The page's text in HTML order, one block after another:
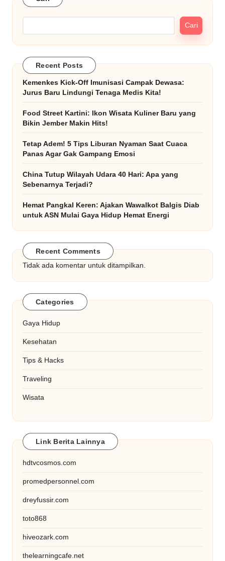
Cari
Recent Posts
Kemenkes Kick-Off Imunisasi Campak Dewasa:
Jurus Baru Lindungi Tenaga Medis Kita!
Food Street Kartini: Ikon Wisata Kuliner Baru yang
Bikin Jember Makin Hits!
Tetap Adem! 5 Tips Liburan Nyaman Saat Cuaca
Panas Agar Gak Gampang Emosi
China Tutup Wilayah Udara 40 Hari: Apa yang
Sebenarnya Terjadi?
Hemat Pangkal Keren: Ajakan Wawalkot Balgis Diab
untuk ASN Mulai Gaya Hidup Hemat Energi
Recent Comments
Tidak ada komentar untuk ditampilkan.
Categories
Gaya Hidup
Kesehatan
Tips & Hacks
Traveling
Wisata
Link Berita Lainnya
hdtvcosmos.com
promedpersonnel.com
dreyfussir.com
toto868
hiveozark.com
thelearningcafe.net